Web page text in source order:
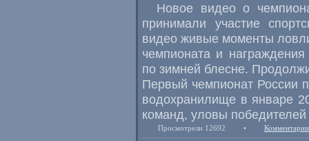
Новое видео о
принимали участие
видео живые моменты
чемпионата и
по зимней блесне.
Первый чемпионат России
водохранилище в январе
команд, уловы
Просмотрели 12692 •